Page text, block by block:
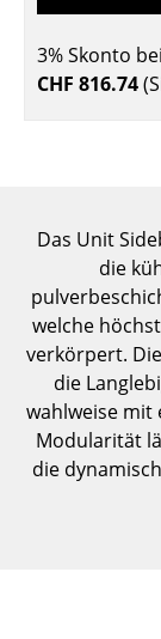
Stehtische
Einzelteile
... alle Tische
Regale &
3% Skonto
CHF 816.74
Das Unit
die
welche
verkörpert.
die
wahlweise
Modularität
die